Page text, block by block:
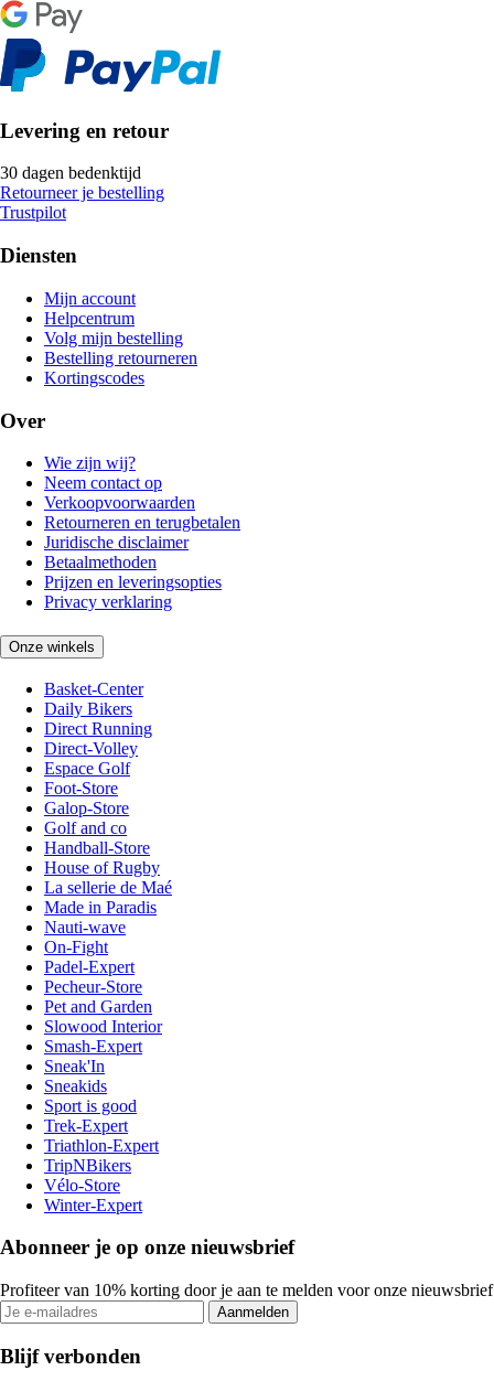
Levering en retour
30 dagen bedenktijd
Retourneer je bestelling
Trustpilot
Diensten
Mijn account
Helpcentrum
Volg mijn bestelling
Bestelling retourneren
Kortingscodes
Over
Wie zijn wij?
Neem contact op
Verkoopvoorwaarden
Retourneren en terugbetalen
Juridische disclaimer
Betaalmethoden
Prijzen en leveringsopties
Privacy verklaring
Onze winkels
Basket-Center
Daily Bikers
Direct Running
Direct-Volley
Espace Golf
Foot-Store
Galop-Store
Golf and co
Handball-Store
House of Rugby
La sellerie de Maé
Made in Paradis
Nauti-wave
On-Fight
Padel-Expert
Pecheur-Store
Pet and Garden
Slowood Interior
Smash-Expert
Sneak'In
Sneakids
Sport is good
Trek-Expert
Triathlon-Expert
TripNBikers
Vélo-Store
Winter-Expert
Abonneer je op onze nieuwsbrief
Profiteer van 10% korting door je aan te melden voor onze nieuwsbrief
Aanmelden
Blijf verbonden